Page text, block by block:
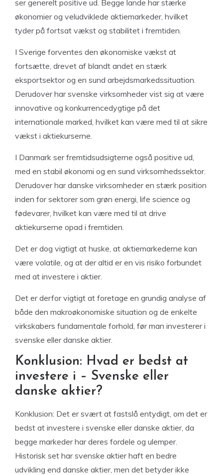
ser generelt positive ud. Begge lande har stærke
økonomier og veludviklede aktiemarkeder, hvilket
tyder på fortsat vækst og stabilitet i fremtiden.
I Sverige forventes den økonomiske vækst at
fortsætte, drevet af blandt andet en stærk
eksportsektor og en sund arbejdsmarkedssituation.
Derudover har svenske virksomheder vist sig at være
innovative og konkurrencedygtige på det
internationale marked, hvilket kan være med til at sikre
vækst i aktiekurserne.
I Danmark ser fremtidsudsigterne også positive ud,
med en stabil økonomi og en sund virksomhedssektor.
Derudover har danske virksomheder en stærk position
inden for sektorer som grøn energi, life science og
fødevarer, hvilket kan være med til at drive
aktiekurserne opad i fremtiden.
Det er dog vigtigt at huske, at aktiemarkederne kan
være volatile, og at der altid er en vis risiko forbundet
med at investere i aktier.
Det er derfor vigtigt at foretage en grundig analyse af
både den makroøkonomiske situation og de enkelte
virkskabers fundamentale forhold, før man investerer i
svenske eller danske aktier.
Konklusion: Hvad er bedst at
investere i – Svenske eller
danske aktier?
Konklusion: Det er svært at fastslå entydigt, om det er
bedst at investere i svenske eller danske aktier, da
begge markeder har deres fordele og ulemper.
Historisk set har svenske aktier haft en bedre
udvikling end danske aktier, men det betyder ikke